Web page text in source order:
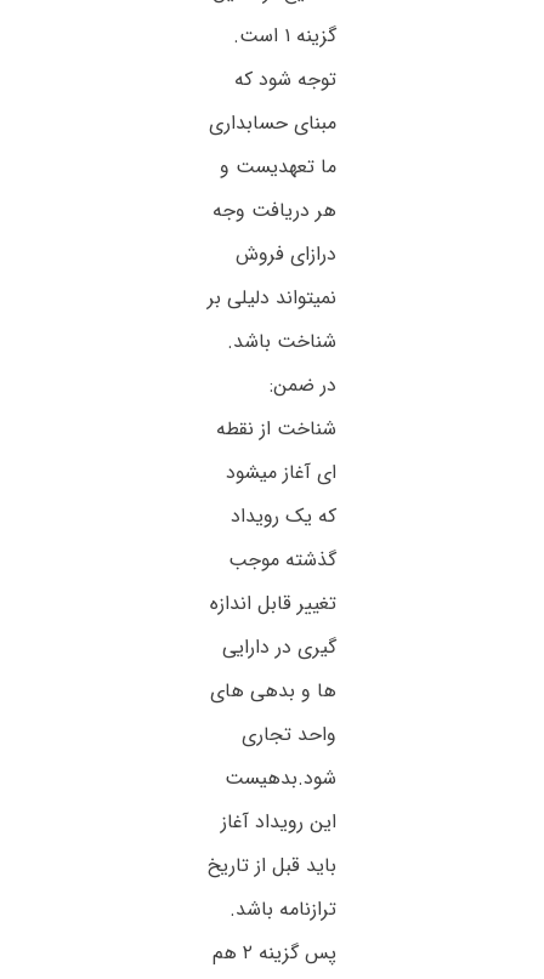
گزینه ۱ است.
توجه شود که
مبنای حسابداری
ما تعهدیست و
هر دریافت وجه
درازای فروش
نمیتواند دلیلی بر
شناخت باشد.
در ضمن:
شناخت از نقطه
ای آغاز میشود
که یک رویداد
گذشته موجب
تغییر قابل اندازه
گیری در دارایی
ها و بدهی های
واحد تجاری
شود.بدهیست
این رویداد آغاز
باید قبل از تاریخ
ترازنامه باشد.
پس گزینه ۲ هم